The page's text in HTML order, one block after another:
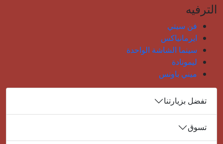
الترفيه
فن سيتي
ايرمانياكس
سينما الشاشة الواحدة
ليمونادة
ميني باونس
تفضل بزيارتنا
تسوق